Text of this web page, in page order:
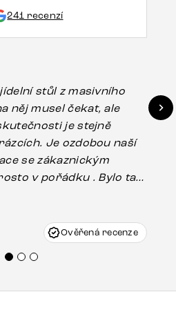
241 recenzí
stůl z masivního
něj musel čekat, ale
je stejně
se zákaznickým
v pořádku . Bylo tam
nohy stolu, které mohlo
vyšli vstříc.
Delife všem.“
Ověřená recenze